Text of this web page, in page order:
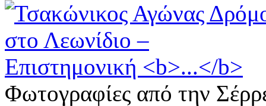
Φωτογραφίες από την